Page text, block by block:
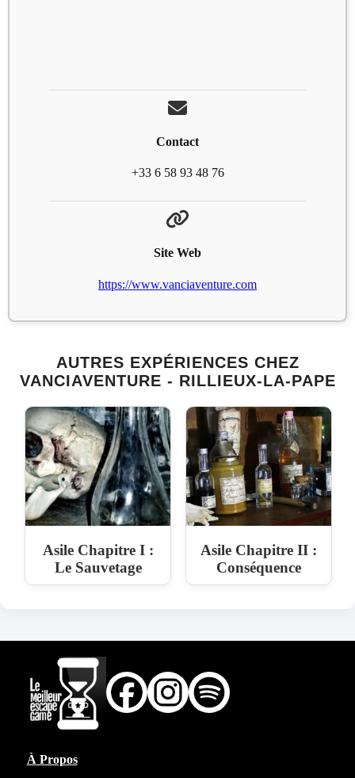
Contact
+33 6 58 93 48 76
Site Web
https://www.vanciaventure.com
AUTRES EXPÉRIENCES CHEZ
VANCIAVENTURE - RILLIEUX-LA-PAPE
Asile Chapitre I :
Le Sauvetage
Asile Chapitre II :
Conséquence
À Propos